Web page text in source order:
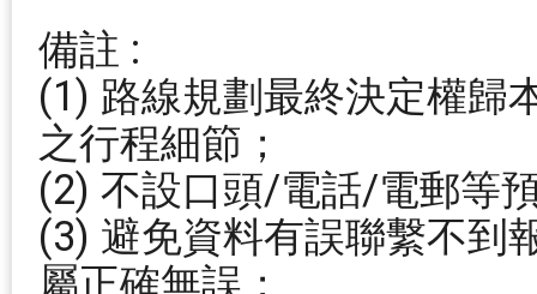
備註 :
(1) 路線規劃最終決定權歸
之行程細節；
(2) 不設口頭/電話/電郵等
(3) 避免資料有誤聯繫不到
屬正確無誤；